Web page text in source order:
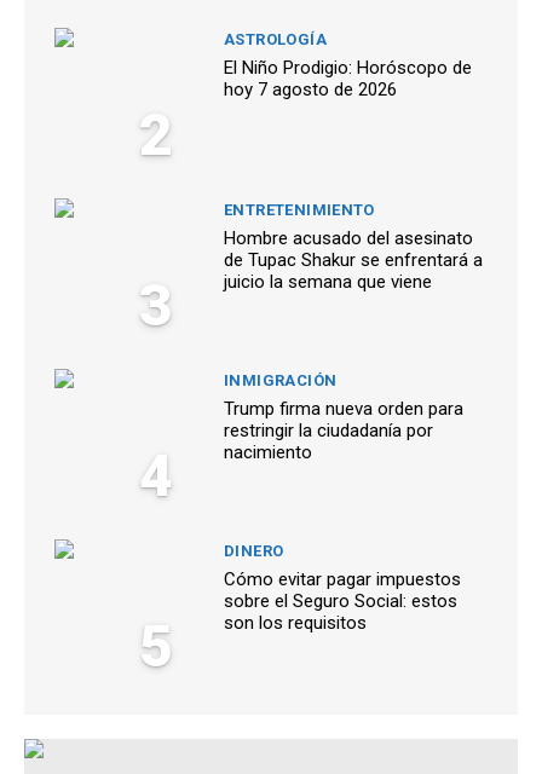
2
ASTROLOGÍA
El Niño Prodigio: Horóscopo de
hoy 7 agosto de 2026
3
ENTRETENIMIENTO
Hombre acusado del asesinato
de Tupac Shakur se enfrentará a
juicio la semana que viene
4
INMIGRACIÓN
Trump firma nueva orden para
restringir la ciudadanía por
nacimiento
5
DINERO
Cómo evitar pagar impuestos
sobre el Seguro Social: estos
son los requisitos